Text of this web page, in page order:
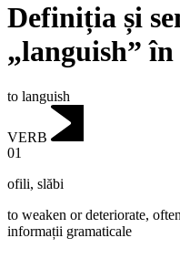
Definiția și
„languish” în
to languish
VERB
01
ofili, slăbi
to weaken or deteriorate,
informații gramaticale